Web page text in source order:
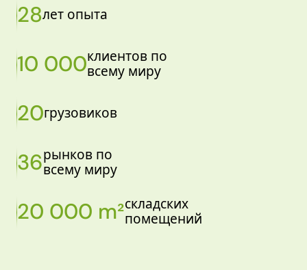
28лет опыта
10 000клиентов по
всему миру
20грузовиков
36рынков по
всему миру
20 000 m²складских
помещений